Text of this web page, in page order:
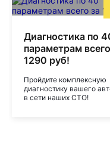
Диагностика по
параметрам
1290 руб!
Пройдите комплексную
диагностику вашего
в сети наших СТО!